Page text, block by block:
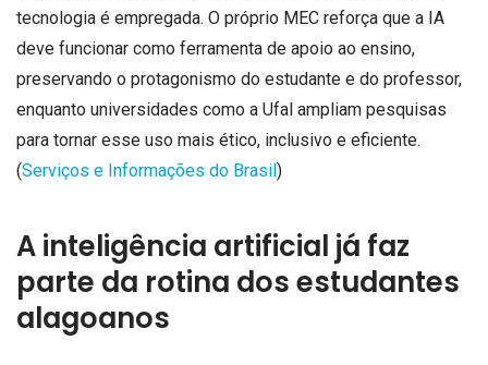
tecnologia é empregada. O próprio MEC reforça que a IA
deve funcionar como ferramenta de apoio ao ensino,
preservando o protagonismo do estudante e do professor,
enquanto universidades como a Ufal ampliam pesquisas
para tornar esse uso mais ético, inclusivo e eficiente.
(Serviços e Informações do Brasil )
A inteligência artificial já faz
parte da rotina dos estudantes
alagoanos